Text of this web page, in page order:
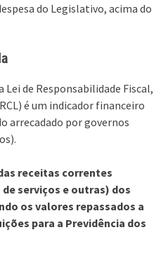
do Legislativo, acima do
de Responsabilidade Fiscal,
é um indicador financeiro
arrecadado por governos
receitas correntes
serviços e outras) dos
os valores repassados a
para a Previdência dos